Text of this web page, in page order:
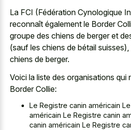
La FCI (Fédération Cynologique
reconnaît également le Border
groupe des chiens de berger et
(sauf les chiens de bétail
chiens de berger.
Voici la liste des organisations qui
Border Collie:
Le Registre canin américain
américain Le Registre canin
canin américain Le Registre